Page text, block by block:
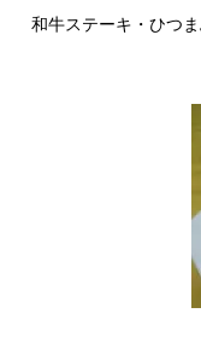
和牛ステーキ・ひつま